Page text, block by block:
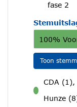
fase 2
100%
Toon
voor
CDA (1),
Hunze